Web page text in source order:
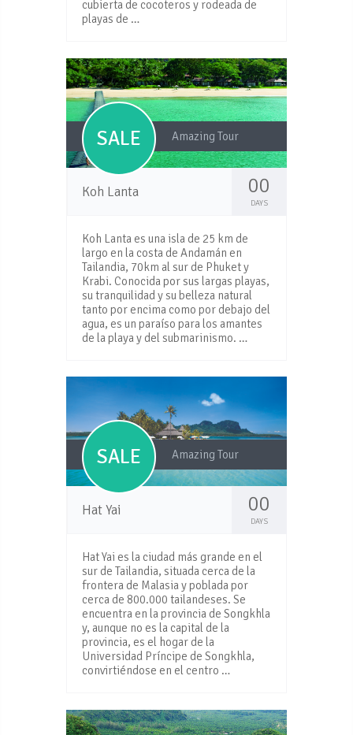
cubierta de cocoteros y rodeada de
playas de …
SALE Amazing Tour
Koh Lanta 00
DAYS
Koh Lanta es una isla de 25 km de
largo en la costa de Andamán en
Tailandia, 70km al sur de Phuket y
Krabi. Conocida por sus largas playas,
su tranquilidad y su belleza natural
tanto por encima como por debajo del
agua, es un paraíso para los amantes
de la playa y del submarinismo. …
SALE Amazing Tour
Hat Yai 00
DAYS
Hat Yai es la ciudad más grande en el
sur de Tailandia, situada cerca de la
frontera de Malasia y poblada por
cerca de 800.000 tailandeses. Se
encuentra en la provincia de Songkhla
y, aunque no es la capital de la
provincia, es el hogar de la
Universidad Príncipe de Songkhla,
convirtiéndose en el centro …